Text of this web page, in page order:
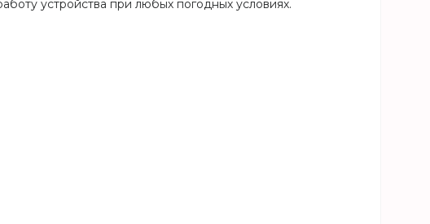
устройства при любых погодных условиях.